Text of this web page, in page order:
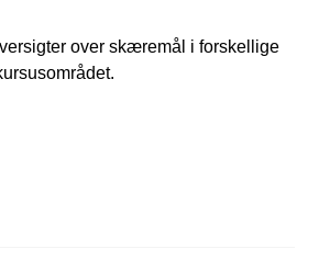
over skæremål i forskellige